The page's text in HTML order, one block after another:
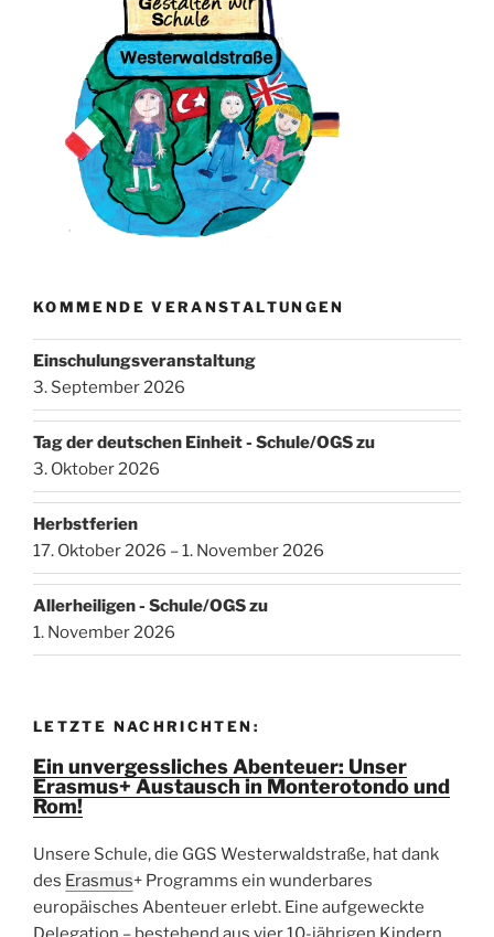
KOMMENDE VERANSTALTUNGEN
Einschulungsveranstaltung
3. September 2026
Tag der deutschen Einheit - Schule/OGS zu
3. Oktober 2026
Herbstferien
17. Oktober 2026 – 1. November 2026
Allerheiligen - Schule/OGS zu
1. November 2026
LETZTE NACHRICHTEN:
Ein unvergessliches Abenteuer: Unser
Erasmus+ Austausch in Monterotondo und
Rom!
Unsere Schule, die GGS Westerwaldstraße, hat dank
des Erasmus+ Programms ein wunderbares
europäisches Abenteuer erlebt. Eine aufgeweckte